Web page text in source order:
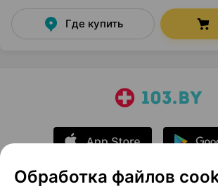
Где купить
Обработка файлов